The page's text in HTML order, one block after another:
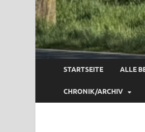
STARTSEITE ALLE
CHRONIK/ARCHIV